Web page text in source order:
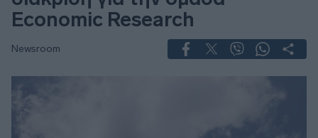
Economic Research
Newsroom